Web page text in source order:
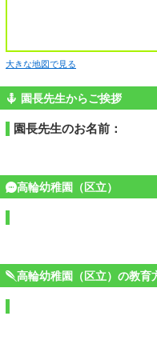
大きな地図で見る
園長先生からご挨拶
園長先生のお名前：
高輪幼稚園（区立）
高輪幼稚園（区立）の教育